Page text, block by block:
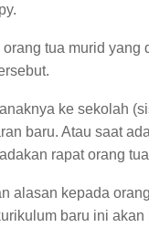
tua murid yang
ke sekolah
baru. Atau saat
rapat orang
alasan kepada
baru ini akan